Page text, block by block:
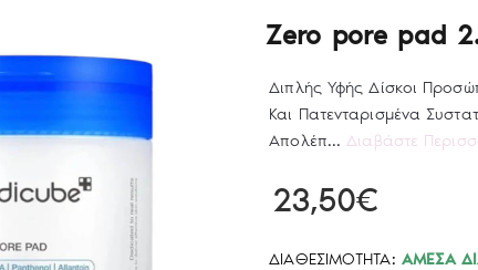
Zero pore pad
Διπλής Υφής Δίσκοι
Και Πατενταρισμένα
Απολέπ...Διαβάστε
ΔΙΑΘΕΣΙΜΌΤΗΤΑ: ΆΜΕΣΑ
23,50€